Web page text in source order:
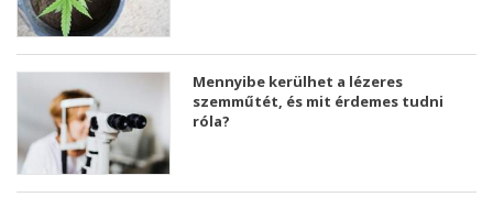
Mennyibe kerülhet a lézeres
szemműtét, és mit érdemes tudni
róla?